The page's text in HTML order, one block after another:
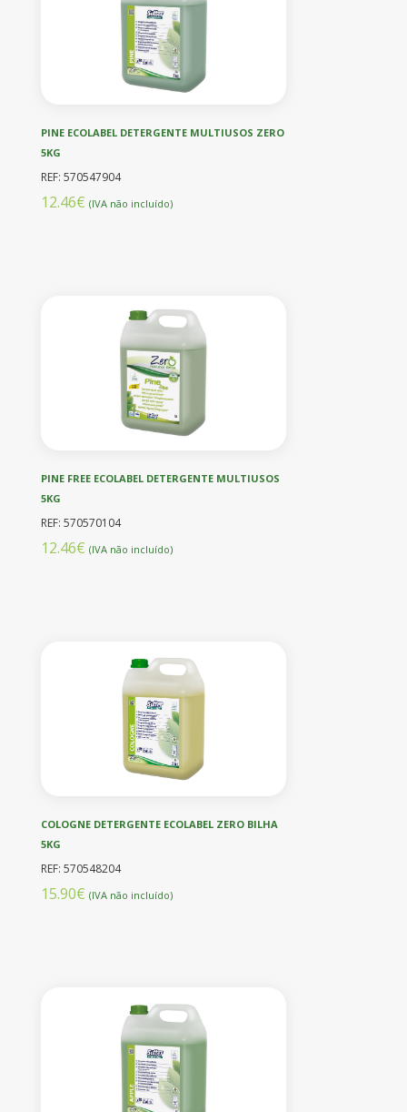
PINE ECOLABEL DETERGENTE MULTIUSOS ZERO
5KG
REF: 570547904
12.46€ (IVA não incluído)
PINE FREE ECOLABEL DETERGENTE MULTIUSOS
5KG
REF: 570570104
12.46€ (IVA não incluído)
COLOGNE DETERGENTE ECOLABEL ZERO BILHA
5KG
REF: 570548204
15.90€ (IVA não incluído)